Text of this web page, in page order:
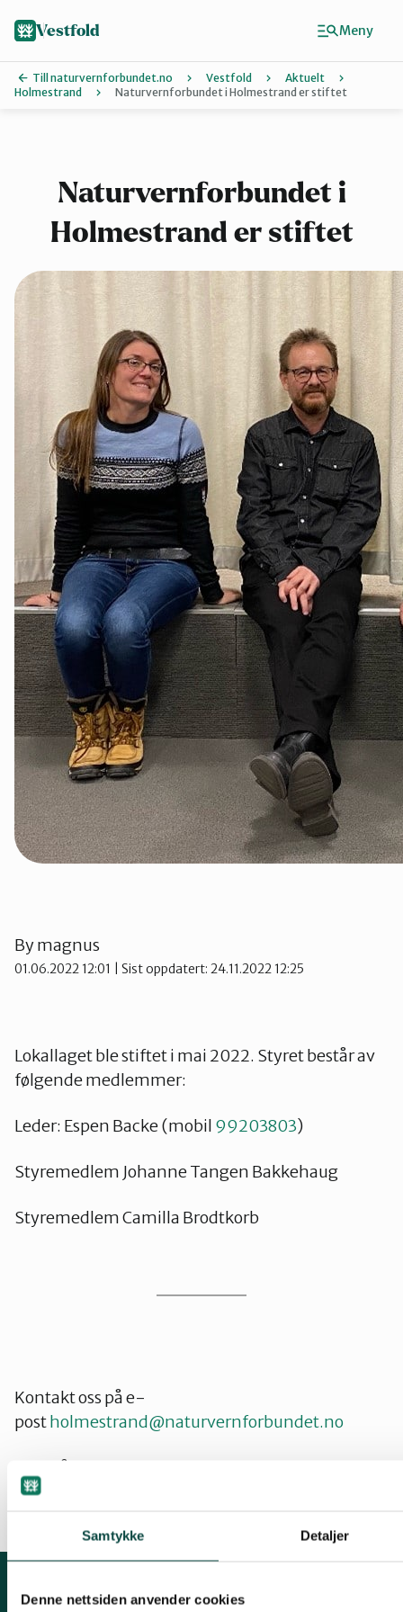
Samtykke Detaljer
Denne nettsiden anvender cookies
Horten
Larvik
Sandefjord
Tønsberg og Færder
Vestfold
Till naturvernforbundet.no Vestfold
Aktuelt
Holmestrand
Naturvernforbundet i Holmestrand er stiftet
Naturvernforbundet i
Holmestrand er stiftet
Bymagnus
01.06.2022 12:01 | Sist oppdatert: 24.11.2022 12:25
Lokallaget ble stiftet i mai 2022. Styret består av
følgende medlemmer:
Leder: Espen Backe (mobil 99203803)
Styremedlem Johanne Tangen Bakkehaug
Styremedlem Camilla Brodtkorb
Kontakt oss på e-
postholmestrand@naturvernforbundet.no
eller på
Kontakt fylkeslaget